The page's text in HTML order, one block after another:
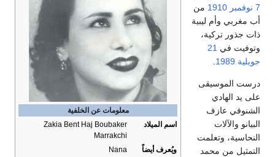
معلومات عن الخلفية
اسم الميلاد
Zakia Bent Haj Boubaker
Marrakchi
ويُعرف أيضاً
Nana
نوفمبر 1910من
مغربي وأم ليبية
جذور تركية،
في 21
1989
.
الموسيقى
يد الهادي
عازف
والآلات
وتعلمت
من محمد